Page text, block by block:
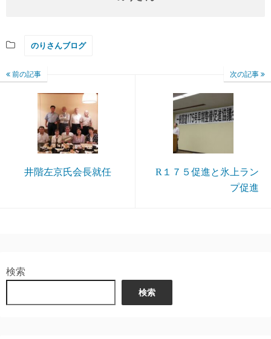
のりさんブログ
前の記事
井階左京氏会長就任
次の記事
R１７５促進と氷上ラン
プ促進
検索
検索